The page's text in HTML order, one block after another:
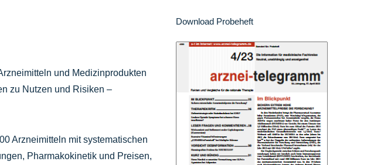
und Medizinprodukten
zu Nutzen und Risiken –
Arzneimitteln mit systematischen
Pharmakokinetik und Preisen,
Download Probeheft